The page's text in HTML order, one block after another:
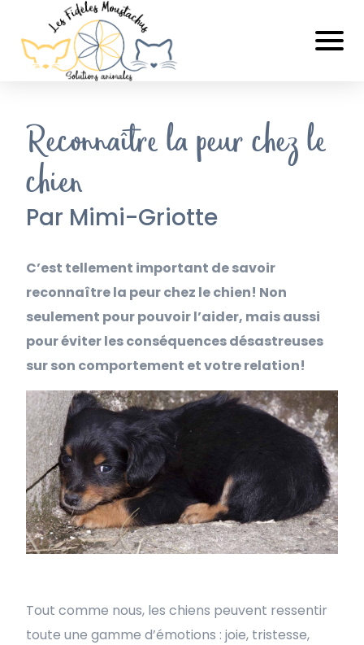
Reconnaître la peur chez le
chien
Par Mimi-Griotte
C’est tellement important de savoir
reconnaître la peur chez le chien! Non
seulement pour pouvoir l’aider, mais aussi
pour éviter les conséquences désastreuses
sur son comportement et votre relation!
Tout comme nous, les chiens peuvent ressentir
toute une gamme d’émotions : joie, tristesse,